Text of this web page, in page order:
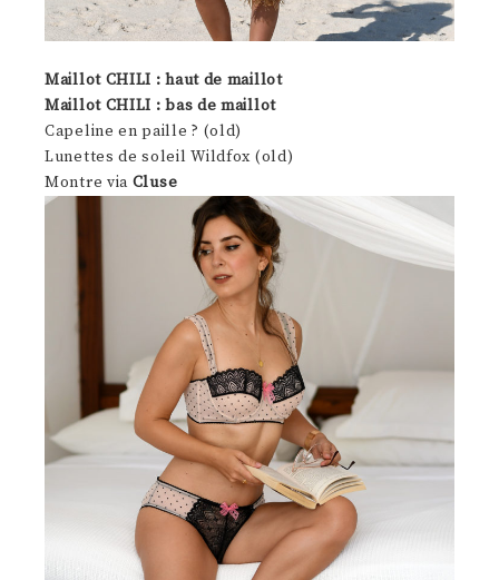
Maillot CHILI : haut de maillot
Maillot CHILI : bas de maillot
Capeline en paille ? (old)
Lunettes de soleil Wildfox (old)
Montre via Cluse